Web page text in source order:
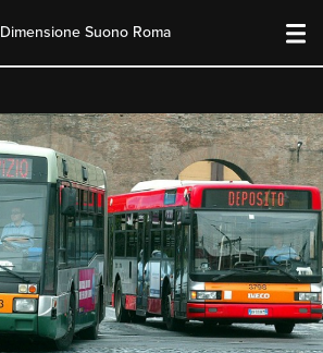
Dimensione Suono Roma